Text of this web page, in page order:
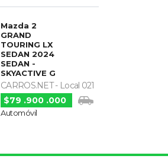
Mazda 2
GRAND
TOURING LX
SEDAN 2024
SEDAN -
SKYACTIVE G
CARROS.NET - Local 021
$79 .900 .000
Automóvil